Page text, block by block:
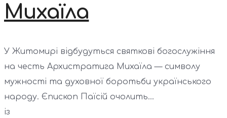
Михаїла
У Житомирі відбудуться святкові богослужіння
на честь Архистратига Михаїла — символу
мужності та духовної боротьби українського
народу. Єпископ Паїсій очолить...
із